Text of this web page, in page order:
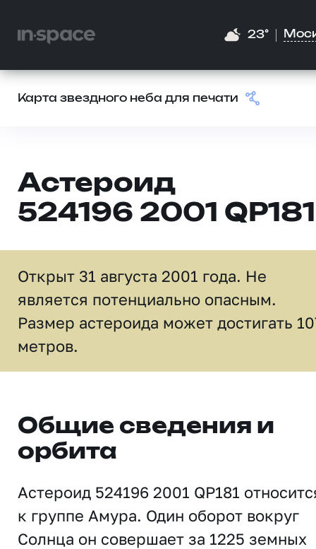
23°
Карта звездного неба для печати
Астероид
524196 2001 QP181
Открыт 31 августа 2001 года. Не
является потенциально опасным.
Размер астероида может достигать
метров.
Общие сведения и
орбита
Астероид 524196 2001 QP181
к группе Амура. Один оборот вокруг
Солнца он совершает за 1225 земных